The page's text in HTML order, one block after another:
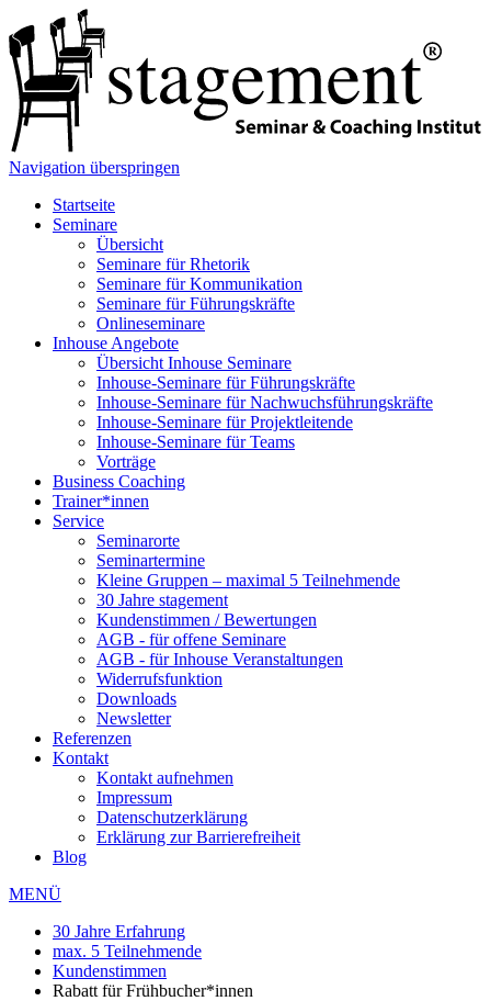
Navigation überspringen
Startseite
Seminare
Übersicht
Seminare für Rhetorik
Seminare für Kommunikation
Seminare für Führungskräfte
Onlineseminare
Inhouse Angebote
Übersicht Inhouse Seminare
Inhouse-Seminare für Führungskräfte
Inhouse-Seminare für Nachwuchsführungskräfte
Inhouse-Seminare für Projektleitende
Inhouse-Seminare für Teams
Vorträge
Business Coaching
Trainer*innen
Service
Seminarorte
Seminartermine
Kleine Gruppen – maximal 5 Teilnehmende
30 Jahre stagement
Kundenstimmen / Bewertungen
AGB - für offene Seminare
AGB - für Inhouse Veranstaltungen
Widerrufsfunktion
Downloads
Newsletter
Referenzen
Kontakt
Kontakt aufnehmen
Impressum
Datenschutzerklärung
Erklärung zur Barrierefreiheit
Blog
MENÜ
30 Jahre Erfahrung
max. 5 Teilnehmende
Kundenstimmen
Rabatt für Frühbucher*innen